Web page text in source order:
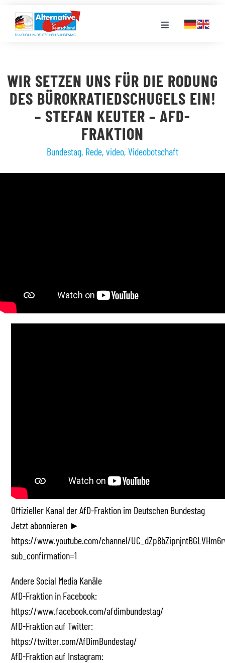
Inhalt
springen
Toggle
LANDESGRUPPEN
VERANSTALTUNGEN
WIR SETZEN UNS FÜR DIE RODUNG
DES BÜROKRATIEDSCHUGELS EIN!
– STEFAN KEUTER – AFD-
FRAKTION
Bundestag, Rede, video, Videobotschaft
Offizieller Kanal der AfD-Fraktion im Deutschen Bundestag
Jetzt abonnieren ►
https://www.youtube.com/channel/
sub_confirmation=1
Andere Social Media Kanäle
AfD-Fraktion in Facebook:
https://www.facebook.com/afdimbundestag/
AfD-Fraktion auf Twitter:
https://twitter.com/AfDimBundestag/
AfD-Fraktion auf Instagram: